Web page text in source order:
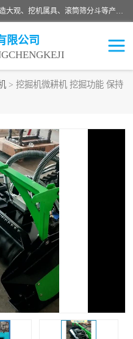
济宁智造工程科技有限公司是一家经营智造大观、挖机属具、滚筒筛分斗等产品的滑移装载机厂家。济宁智造工程科技有限公司奉行以质量赢得用户，诚信为本，互利共赢的宗旨，依靠雄厚的技术力量，科学的管理制度，先进的加工检测设备，始终坚持以客户为中心，免费咨询！
限公司
> 挖掘机微耕机 挖掘功能 保持
移动破碎机
粉碎钳
土壤修复
开沟机
破碎机
压路机
滑移装载机